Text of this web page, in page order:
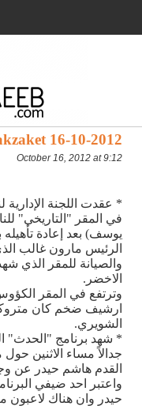
16-10-2012
October 16, 2012 at 9:12
* عقدت اللجنة
في المقر "التاريخي"
يوسف) بعد إعادة تأهيله
الرئيس مارون غالب
والصيانة للمقر الذي
الاخضر.
وترتفع في المقر
ارشيف ضخم كان
الشويري.
* شهد برنامج "الحدث"
جدالاً مساء الاثنين حول
القدم هاشم حيدر عن
واعتبر احد ضيفي
حيدر وان هناك لاعبون